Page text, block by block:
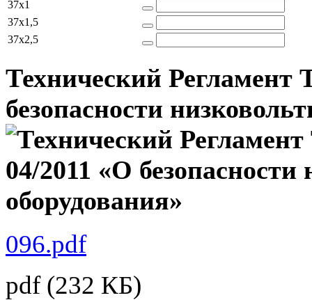
37x1
37x1,5
37x2,5
Технический Регламент
безопасности
096.pdf
pdf(232 КБ)